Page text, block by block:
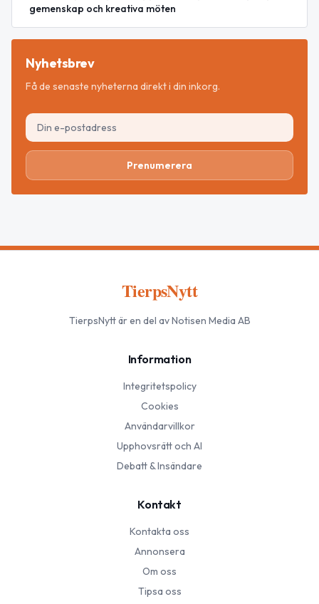
gemenskap och kreativa möten
Nyhetsbrev
Få de senaste nyheterna direkt i din inkorg.
Prenumerera
TierpsNytt
TierpsNyttär en del av Notisen Media AB
Information
Integritetspolicy
Cookies
Användarvillkor
Upphovsrätt och AI
Debatt & Insändare
Kontakt
Kontakta oss
Annonsera
Om oss
Tipsa oss